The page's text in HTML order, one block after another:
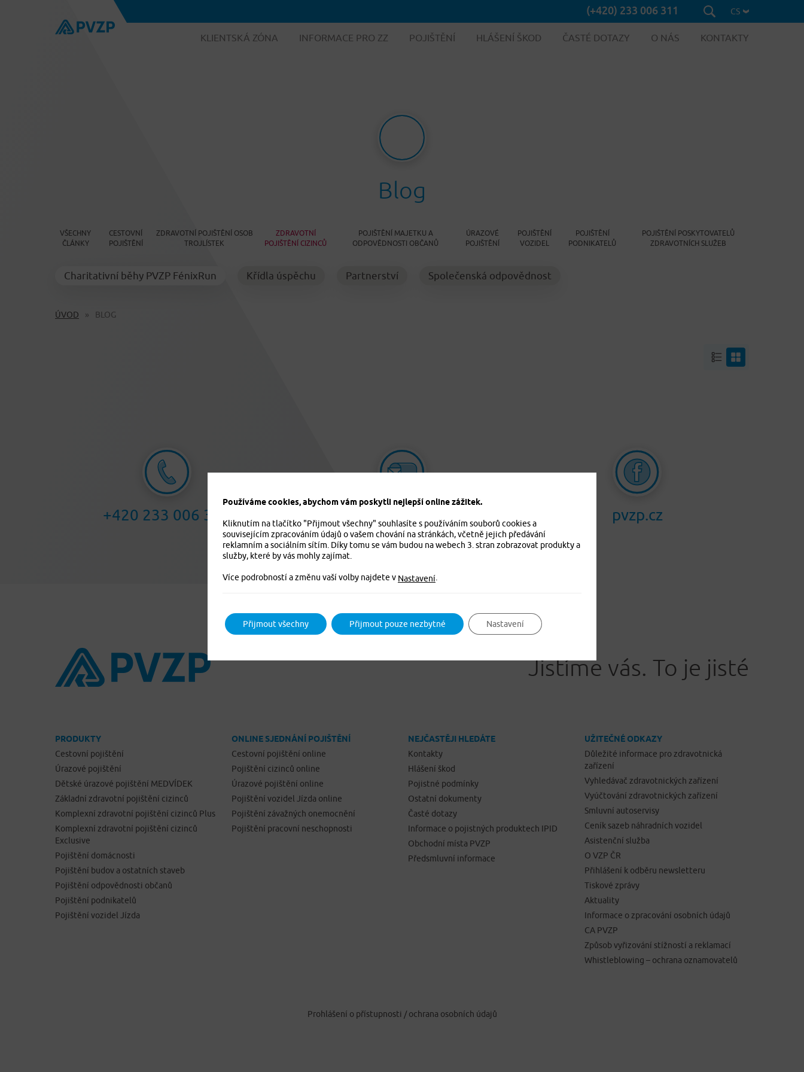
(+420) 233 006 311 CS
KLIENTSKÁ ZÓNA INFORMACE PRO ZZ POJIŠTĚNÍ HLÁŠENÍ ŠKOD ČASTÉ DOTAZY O NÁS KONTAKTY
Blog
VŠECHNY
ČLÁNKY
CESTOVNÍ
POJIŠTĚNÍ
ZDRAVOTNÍ POJIŠTĚNÍ OSOB
TROJLÍSTEK
ZDRAVOTNÍ
POJIŠTĚNÍ CIZINCŮ
POJIŠTĚNÍ MAJETKU A
ODPOVĚDNOSTI OBČANŮ
ÚRAZOVÉ
POJIŠTĚNÍ
POJIŠTĚNÍ
VOZIDEL
POJIŠTĚNÍ
PODNIKATELŮ
POJIŠTĚNÍ POSKYTOVATELŮ
ZDRAVOTNÍCH SLUŽEB
Charitativní běhy PVZP FénixRun Křídla úspěchu Partnerství Společenská odpovědnost
ÚVOD BLOG
+420 233 006 311 pvzp.cz
Jistíme vás. To je jisté
PRODUKTY
Cestovní pojištění
Úrazové pojištění
Dětské úrazové pojištění MEDVÍDEK
Základní zdravotní pojištění cizinců
Komplexní zdravotní pojištění cizinců Plus
Komplexní zdravotní pojištění cizinců
Exclusive
Pojištění domácnosti
Pojištění budov a ostatních staveb
Pojištění odpovědnosti občanů
Pojištění podnikatelů
Pojištění vozidel Jízda
ONLINE SJEDNÁNÍ POJIŠTĚNÍ
Cestovní pojištění online
Pojištění cizinců online
Úrazové pojištění online
Pojištění vozidel Jízda online
Pojištění závažných onemocnění
Pojištění pracovní neschopnosti
NEJČASTĚJI HLEDÁTE
Kontakty
Hlášení škod
Pojistné podmínky
Ostatní dokumenty
Časté dotazy
Informace o pojistných produktech IPID
Obchodní místa PVZP
Předsmluvní informace
UŽITEČNÉ ODKAZY
Důležité informace pro zdravotnická
zařízení
Vyhledávač zdravotnických zařízení
Vyúčtování zdravotnických zařízení
Smluvní autoservisy
Ceník sazeb náhradních vozidel
Asistenční služba
O VZP ČR
Přihlášení k odběru newsletteru
Tiskové zprávy
Aktuality
Informace o zpracování osobních údajů
CA PVZP
Způsob vyřizování stížností a reklamací
Whistleblowing – ochrana oznamovatelů
Prohlášení o přístupnosti / ochrana osobních údajů
Používáme cookies, abychom vám poskytli nejlepší online zážitek.
Kliknutím na tlačítko "Přijmout všechny" souhlasíte s používáním souborů cookies a
souvisejícím zpracováním údajů o vašem chování na stránkách, včetně jejich předávání
reklamním a sociálním sítím. Díky tomu se vám budou na webech 3. stran zobrazovat produkty a
služby, které by vás mohly zajímat.
Více podrobností a změnu vaší volby najdete v Nastavení.
Přijmout všechny Přijmout pouze nezbytné Nastavení